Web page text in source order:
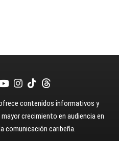
contenidos informativos y
crecimiento en audiencia en
comunicación caribeña.